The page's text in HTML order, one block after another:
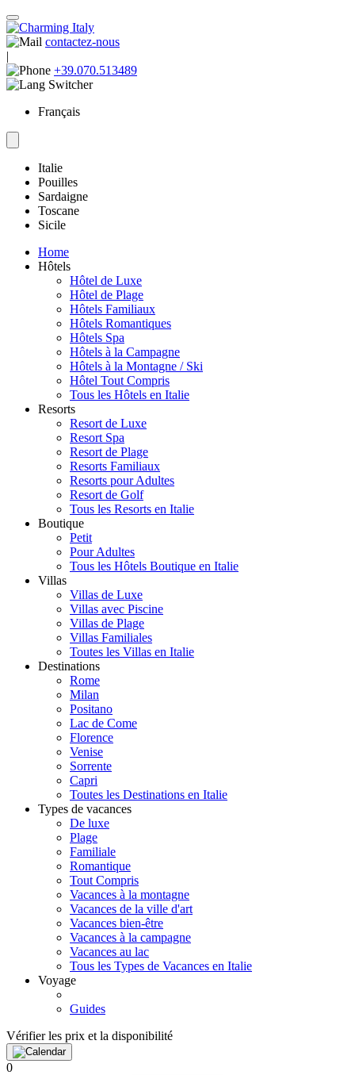
contactez-nous
|
+39.070.513489
Français
Italie
Pouilles
Sardaigne
Toscane
Sicile
Home
Hôtels
Hôtel de Luxe
Hôtel de Plage
Hôtels Familiaux
Hôtels Romantiques
Hôtels Spa
Hôtels à la Campagne
Hôtels à la Montagne / Ski
Hôtel Tout Compris
Tous les Hôtels en Italie
Resorts
Resort de Luxe
Resort Spa
Resort de Plage
Resorts Familiaux
Resorts pour Adultes
Resort de Golf
Tous les Resorts en Italie
Boutique
Petit
Pour Adultes
Tous les Hôtels Boutique en Italie
Villas
Villas de Luxe
Villas avec Piscine
Villas de Plage
Villas Familiales
Toutes les Villas en Italie
Destinations
Rome
Milan
Positano
Lac de Come
Florence
Venise
Sorrente
Capri
Toutes les Destinations en Italie
Types de vacances
De luxe
Plage
Familiale
Romantique
Tout Compris
Vacances à la montagne
Vacances de la ville d'art
Vacances bien-être
Vacances à la campagne
Vacances au lac
Tous les Types de Vacances en Italie
Voyage
Guides
Vérifier les prix et la disponibilité
0